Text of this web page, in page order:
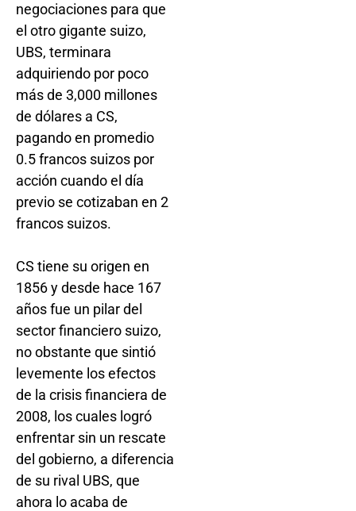
negociaciones para que
el otro gigante suizo,
UBS, terminara
adquiriendo por poco
más de 3,000 millones
de dólares a CS,
pagando en promedio
0.5 francos suizos por
acción cuando el día
previo se cotizaban en 2
francos suizos.
CS tiene su origen en
1856 y desde hace 167
años fue un pilar del
sector financiero suizo,
no obstante que sintió
levemente los efectos
de la crisis financiera de
2008, los cuales logró
enfrentar sin un rescate
del gobierno, a diferencia
de su rival UBS, que
ahora lo acaba de